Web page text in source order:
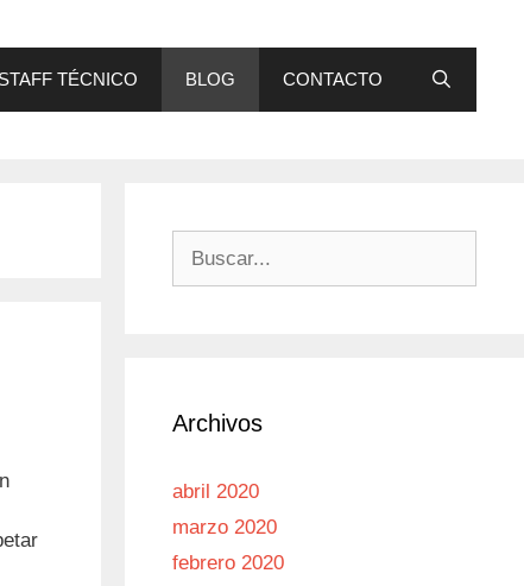
STAFF TÉCNICO BLOG CONTACTO
Archivos
abril 2020
marzo 2020
febrero 2020